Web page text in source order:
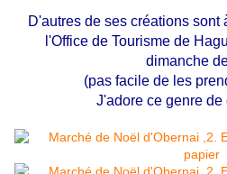
D'autres de ses créations sont
l'Office de Tourisme de
dimanche
(pas facile de les
J'adore ce genre de